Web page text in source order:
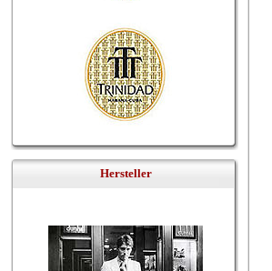
Hersteller